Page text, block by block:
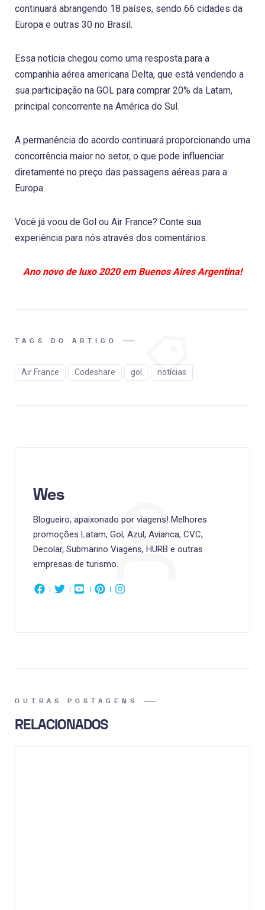
continuará abrangendo 18 países, sendo 66 cidades da
Europa e outras 30 no Brasil.
Essa notícia chegou como uma resposta para a
companhia aérea americana Delta, que está vendendo a
sua participação na GOL para comprar 20% da Latam,
principal concorrente na América do Sul.
A permanência do acordo continuará proporcionando uma
concorrência maior no setor, o que pode influenciar
diretamente no preço das passagens aéreas para a
Europa.
Você já voou de Gol ou Air France? Conte sua
experiência para nós através dos comentários.
Ano novo de luxo 2020 em Buenos Aires Argentina!
TAGS DO ARTIGO
Air France Codeshare gol notícias
Wes
Blogueiro, apaixonado por viagens! Melhores
promoções Latam, Gol, Azul, Avianca, CVC,
Decolar, Submarino Viagens, HURB e outras
empresas de turismo.
OUTRAS POSTAGENS
RELACIONADOS